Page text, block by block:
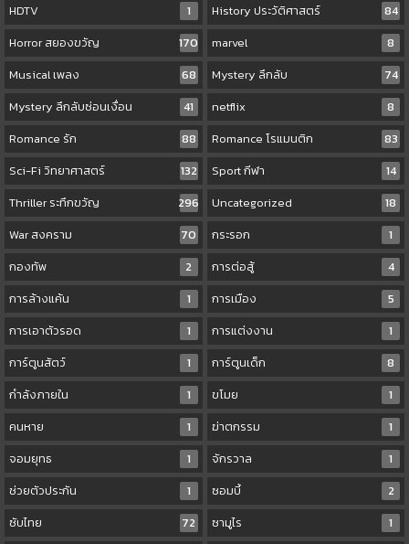
HDTV
1 History ประวัติศาสตร์
84
Horror สยองขวัญ
170 marvel
8
Musical เพลง
68 Mystery ลึกลับ
74
Mystery ลึกลับซ่อนเงื่อน
41 netflix
8
Romance รัก
88 Romance โรแมนติก
83
Sci-Fi วิทยาศาสตร์
132 Sport กีฬา
14
Thriller ระทึกขวัญ
296 Uncategorized
18
War สงคราม
70 กระรอก
1
กองทัพ
2 การต่อสู้
4
การล้างแค้น
1 การเมือง
5
การเอาตัวรอด
1 การแต่งงาน
1
การ์ตูนสัตว์
1 การ์ตูนเด็ก
8
กำลังภายใน
1 ขโมย
1
คนหาย
1 ฆ่าตกรรม
1
จอมยุทธ
1 จักรวาล
1
ช่วยตัวประกัน
1 ซอมบี้
2
ซับไทย
72 ซามูไร
1